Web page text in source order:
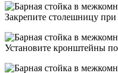
Закрепите столешницу
Установите кронштейны